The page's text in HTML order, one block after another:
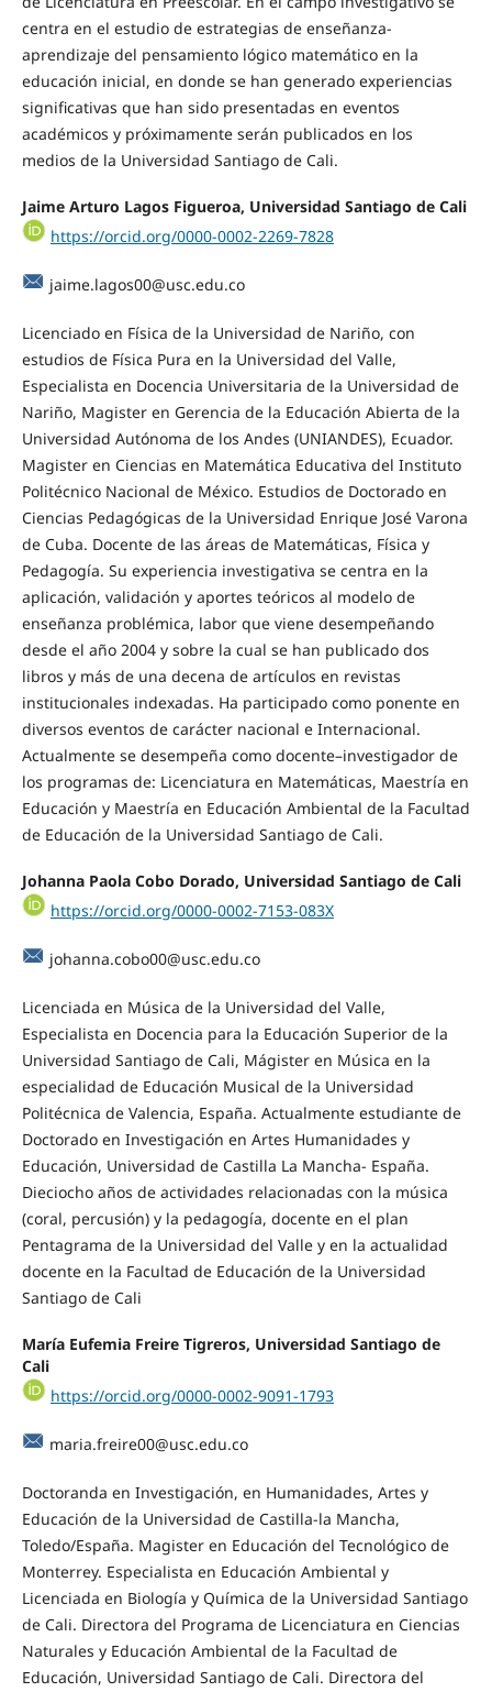
centra en el estudio de estrategias de enseñanza-
aprendizaje del pensamiento lógico matemático en la
educación inicial, en donde se han generado experiencias
significativas que han sido presentadas en eventos
académicos y próximamente serán publicados en los
medios de la Universidad Santiago de Cali.
Jaime Arturo Lagos Figueroa, Universidad Santiago de Cali
https://orcid.org/0000-0002-2269-7828
jaime.lagos00@usc.edu.co
Licenciado en Física de la Universidad de Nariño, con
estudios de Física Pura en la Universidad del Valle,
Especialista en Docencia Universitaria de la Universidad de
Nariño, Magister en Gerencia de la Educación Abierta de la
Universidad Autónoma de los Andes (UNIANDES), Ecuador.
Magister en Ciencias en Matemática Educativa del Instituto
Politécnico Nacional de México. Estudios de Doctorado en
Ciencias Pedagógicas de la Universidad Enrique José Varona
de Cuba. Docente de las áreas de Matemáticas, Física y
Pedagogía. Su experiencia investigativa se centra en la
aplicación, validación y aportes teóricos al modelo de
enseñanza problémica, labor que viene desempeñando
desde el año 2004 y sobre la cual se han publicado dos
libros y más de una decena de artículos en revistas
institucionales indexadas. Ha participado como ponente en
diversos eventos de carácter nacional e Internacional.
Actualmente se desempeña como docente–investigador de
los programas de: Licenciatura en Matemáticas, Maestría en
Educación y Maestría en Educación Ambiental de la Facultad
de Educación de la Universidad Santiago de Cali.
Johanna Paola Cobo Dorado, Universidad Santiago de Cali
https://orcid.org/0000-0002-7153-083X
johanna.cobo00@usc.edu.co
Licenciada en Música de la Universidad del Valle,
Especialista en Docencia para la Educación Superior de la
Universidad Santiago de Cali, Mágister en Música en la
especialidad de Educación Musical de la Universidad
Politécnica de Valencia, España. Actualmente estudiante de
Doctorado en Investigación en Artes Humanidades y
Educación, Universidad de Castilla La Mancha- España.
Dieciocho años de actividades relacionadas con la música
(coral, percusión) y la pedagogía, docente en el plan
Pentagrama de la Universidad del Valle y en la actualidad
docente en la Facultad de Educación de la Universidad
Santiago de Cali
María Eufemia Freire Tigreros, Universidad Santiago de
Cali
https://orcid.org/0000-0002-9091-1793
maria.freire00@usc.edu.co
Doctoranda en Investigación, en Humanidades, Artes y
Educación de la Universidad de Castilla-la Mancha,
Toledo/España. Magister en Educación del Tecnológico de
Monterrey. Especialista en Educación Ambiental y
Licenciada en Biología y Química de la Universidad Santiago
de Cali. Directora del Programa de Licenciatura en Ciencias
Naturales y Educación Ambiental de la Facultad de
Educación, Universidad Santiago de Cali. Directora del